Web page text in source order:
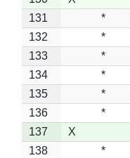
131
*
132
*
133
*
134
*
135
*
136
*
137
X
138
*